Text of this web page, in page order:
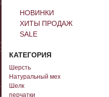
НОВИНКИ
ХИТЫ ПРОДАЖ
SALE
КАТЕГОРИЯ
Шерсть
Натуральный мех
Шелк
перчатки